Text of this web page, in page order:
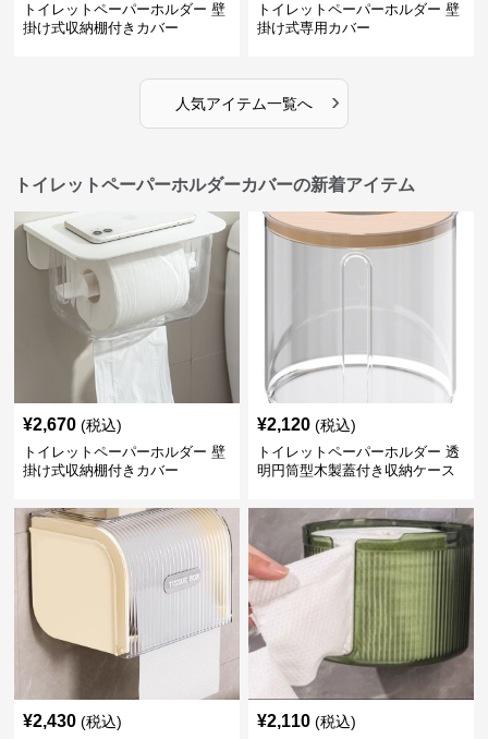
トイレットペーパーホルダー 壁
掛け式収納棚付きカバー
トイレットペーパーホルダー 壁
掛け式専用カバー
人気アイテム一覧へ ›
トイレットペーパーホルダーカバーの新着アイテム
¥2,670 (税込)
トイレットペーパーホルダー 壁
掛け式収納棚付きカバー
¥2,120 (税込)
トイレットペーパーホルダー 透
明円筒型木製蓋付き収納ケース
¥2,430 (税込) ¥2,110 (税込)